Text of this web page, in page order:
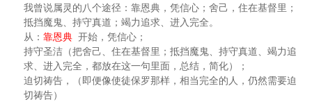
我曾说属灵的八个途径：靠恩典，凭信心；舍己，住在基督里；
抵挡魔鬼、持守真道；竭力追求、进入完全。
从： 靠恩典 开始，凭信心；
持守圣洁（把舍己、住在基督里；抵挡魔鬼、持守真道、竭力追
求、进入完全，都放在这一句里面，总结，简化）；
迫切祷告，（即便像使徒保罗那样，相当完全的人，仍然需要迫
切祷告）